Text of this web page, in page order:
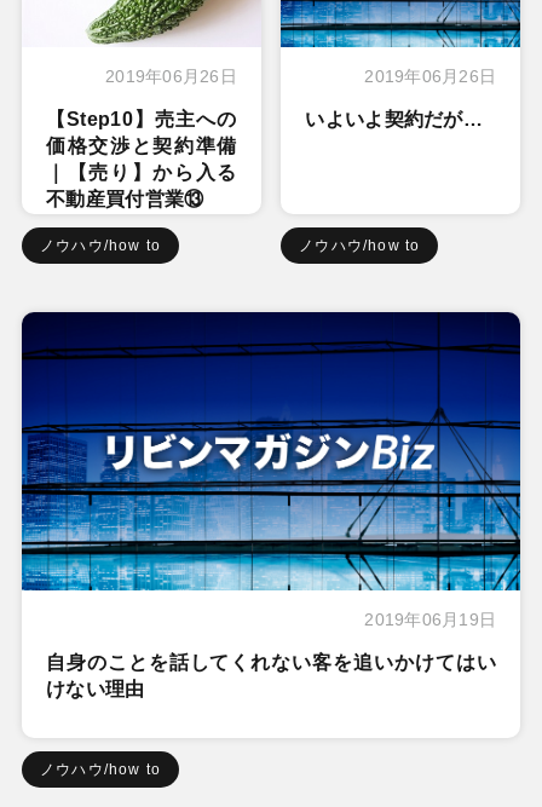
2019年06月26日
【Step10】売主への
価格交渉と契約準備
｜【売り】から入る
不動産買付営業⑬
ノウハウ/how to
2019年06月26日
いよいよ契約だが…
ノウハウ/how to
2019年06月19日
自身のことを話してくれない客を追いかけてはい
けない理由
ノウハウ/how to